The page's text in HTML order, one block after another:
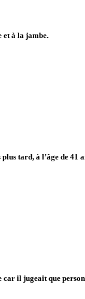
et à la jambe.
tard, à l’âge de 41
il jugeait que